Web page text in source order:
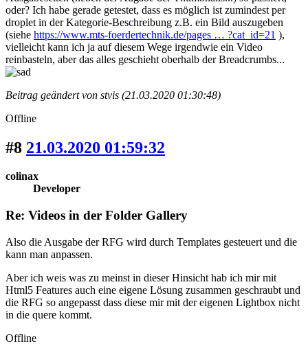
oder? Ich habe gerade getestet, dass es möglich ist zumindest per
droplet in der Kategorie-Beschreibung z.B. ein Bild auszugeben
(siehe https://www.mts-foerdertechnik.de/pages … ?cat_id=21 ),
vielleicht kann ich ja auf diesem Wege irgendwie ein Video
reinbasteln, aber das alles geschieht oberhalb der Breadcrumbs...
Beitrag geändert von stvis (21.03.2020 01:30:48)
Offline
#8 21.03.2020 01:59:32
colinax
Developer
Re: Videos in der Folder Gallery
Also die Ausgabe der RFG wird durch Templates gesteuert und die
kann man anpassen.
Aber ich weis was zu meinst in dieser Hinsicht hab ich mir mit
Html5 Features auch eine eigene Lösung zusammen geschraubt und
die RFG so angepasst dass diese mir mit der eigenen Lightbox nicht
in die quere kommt.
Offline